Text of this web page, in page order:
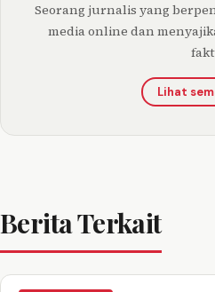
Seorang jurnalis yang
media online dan
Lihat
Berita Terkait